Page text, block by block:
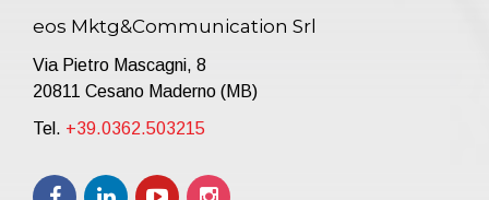
eos Mktg&Communication Srl
Via Pietro Mascagni, 8
20811 Cesano Maderno (MB)
Tel. +39.0362.503215